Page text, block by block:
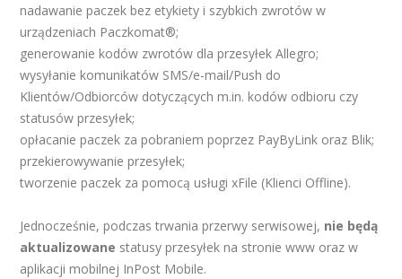
nadawanie paczek bez etykiety i szybkich zwrotów w
urządzeniach Paczkomat®;
generowanie kodów zwrotów dla przesyłek Allegro;
wysyłanie komunikatów SMS/e-mail/Push do
Klientów/Odbiorców dotyczących m.in. kodów odbioru czy
statusów przesyłek;
opłacanie paczek za pobraniem poprzez PayByLink oraz Blik;
przekierowywanie przesyłek;
tworzenie paczek za pomocą usługi xFile (Klienci Offline).
Jednocześnie, podczas trwania przerwy serwisowej, nie będą
aktualizowane statusy przesyłek na stronie www oraz w
aplikacji mobilnej InPost Mobile.